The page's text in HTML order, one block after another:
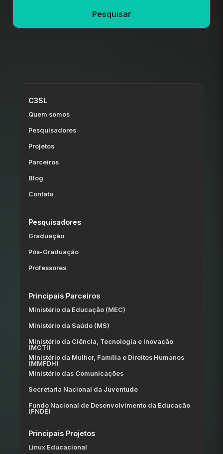
Pesquisar
C3SL
Quem somos
Pesquisadores
Projetos
Parceiros
Blog
Contato
Pesquisadores
Graduação
Pós-Graduação
Professores
Principais Parceiros
Ministério da Educação (MEC)
Ministério da Saúde (MS)
Ministério da Ciência, Tecnologia e Inovação
(MCTI)
Ministério da Mulher, Família e Direitos Humanos
(MMFDH)
Ministério das Comunicações
Secretaria Nacional da Juventude
Fundo Nacional de Desenvolvimento da Educação
(FNDE)
Principais Projetos
Linux Educacional